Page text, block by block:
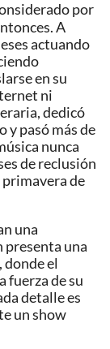
por
A
actuando
en su
ni
dedicó
y pasó más de
nunca
de reclusión
de
una
presenta una
donde el
fuerza de su
detalle es
un show